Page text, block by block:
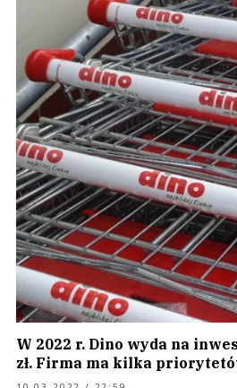
W 2022 r. Dino wyda na
zł. Firma ma kilka